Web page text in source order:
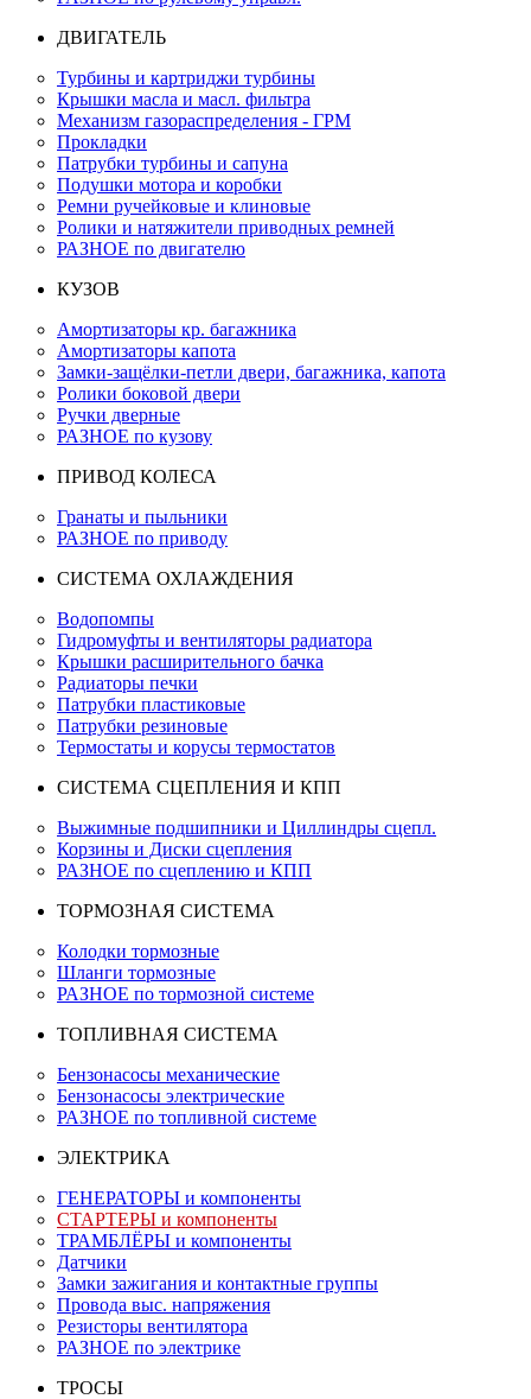
ДВИГАТЕЛЬ
Турбины и картриджи турбины
Крышки масла и масл. фильтра
Механизм газораспределения - ГРМ
Прокладки
Патрубки турбины и сапуна
Подушки мотора и коробки
Ремни ручейковые и клиновые
Ролики и натяжители приводных ремней
РАЗНОЕ по двигателю
КУЗОВ
Амортизаторы кр. багажника
Амортизаторы капота
Замки-защёлки-петли двери, багажника, капота
Ролики боковой двери
Ручки дверные
РАЗНОЕ по кузову
ПРИВОД КОЛЕСА
Гранаты и пыльники
РАЗНОЕ по приводу
СИСТЕМА ОХЛАЖДЕНИЯ
Водопомпы
Гидромуфты и вентиляторы радиатора
Крышки расширительного бачка
Радиаторы печки
Патрубки пластиковые
Патрубки резиновые
Термостаты и корусы термостатов
СИСТЕМА СЦЕПЛЕНИЯ И КПП
Выжимные подшипники и Циллиндры сцепл.
Корзины и Диски сцепления
РАЗНОЕ по сцеплению и КПП
ТОРМОЗНАЯ СИСТЕМА
Колодки тормозные
Шланги тормозные
РАЗНОЕ по тормозной системе
ТОПЛИВНАЯ СИСТЕМА
Бензонасосы механические
Бензонасосы электрические
РАЗНОЕ по топливной системе
ЭЛЕКТРИКА
ГЕНЕРАТОРЫ и компоненты
СТАРТЕРЫ и компоненты
ТРАМБЛЁРЫ и компоненты
Датчики
Замки зажигания и контактные группы
Провода выс. напряжения
Резисторы вентилятора
РАЗНОЕ по электрике
ТРОСЫ